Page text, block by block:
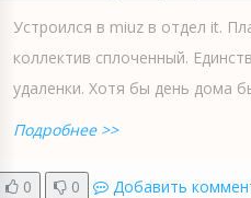
Устроился в miuz в отдел it.
коллектив сплоченный.
удаленки. Хотя бы день дома
Подробнее >>
0 0 Добавить